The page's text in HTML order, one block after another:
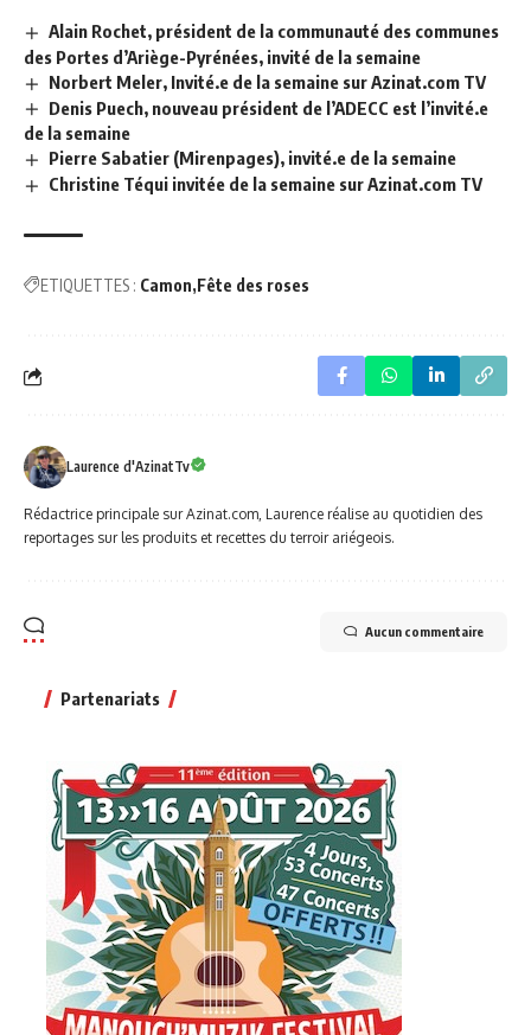
Alain Rochet, président de la communauté des communes
des Portes d’Ariège-Pyrénées, invité de la semaine
Norbert Meler, Invité.e de la semaine sur Azinat.com TV
Denis Puech, nouveau président de l’ADECC est l’invité.e
de la semaine
Pierre Sabatier (Mirenpages), invité.e de la semaine
Christine Téqui invitée de la semaine sur Azinat.com TV
ETIQUETTES : Camon Fête des roses
Laurence d'AzinatTv
Rédactrice principale sur Azinat.com, Laurence réalise au quotidien des
reportages sur les produits et recettes du terroir ariégeois.
Aucun commentaire
Partenariats